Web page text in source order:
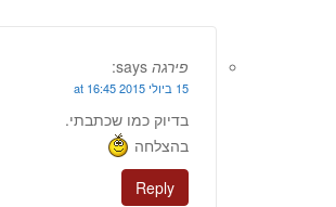
פירגה says:
15 ביולי 2015 at 16:45
בדיוק כמו שכתבתי.
בהצלחה
Reply